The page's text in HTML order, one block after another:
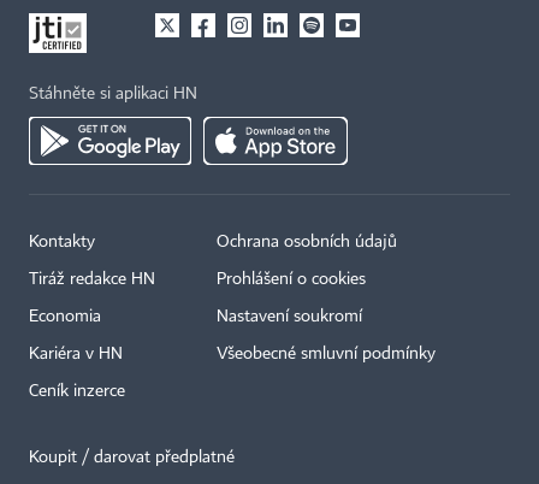
Stáhněte si aplikaci HN
Kontakty
Tiráž redakce HN
Economia
Kariéra v HN
Ceník inzerce
Ochrana osobních údajů
Prohlášení o cookies
Nastavení soukromí
Všeobecné smluvní podmínky
Koupit / darovat předplatné